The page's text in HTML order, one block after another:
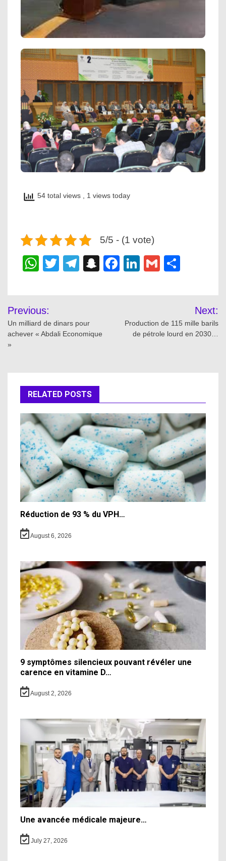
54 total views , 1 views today
5/5 - (1 vote)
WhatsApp
TwitterTelegram
Snapchat
Facebook
LinkedIn
Gmail
Post
navigation
Previous:
Un milliard de dinars pour
achever « Abdali Economique
»
Next:
Production de 115 mille barils
de pétrole lourd en 2030…
RELATED POSTS
Réduction de 93 % du VPH…
August 6, 2026
9 symptômes silencieux pouvant révéler une
carence en vitamine D…
August 2, 2026
Une avancée médicale majeure…
July 27, 2026